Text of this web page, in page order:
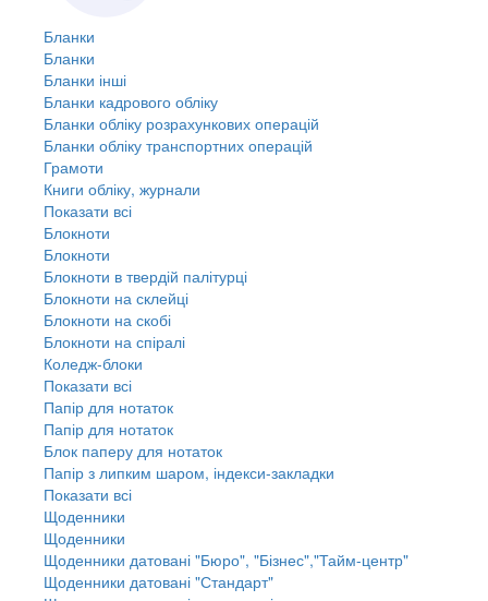
Бланки
Бланки
Бланки інші
Бланки кадрового обліку
Бланки обліку розрахункових операцій
Бланки обліку транспортних операцій
Грамоти
Книги обліку, журнали
Показати всі
Блокноти
Блокноти
Блокноти в твердій палітурці
Блокноти на склейці
Блокноти на скобі
Блокноти на спіралі
Коледж-блоки
Показати всі
Папір для нотаток
Папір для нотаток
Блок паперу для нотаток
Папір з липким шаром, індекси-закладки
Показати всі
Щоденники
Щоденники
Щоденники датовані "Бюро", "Бізнес","Тайм-центр"
Щоденники датовані "Стандарт"